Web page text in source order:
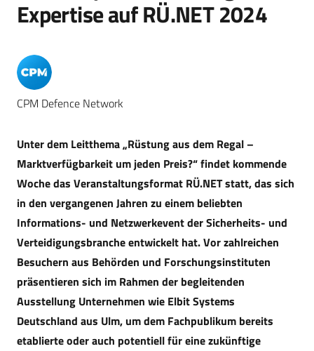
Expertise auf RÜ.NET 2024
CPM Defence Network
Unter dem Leitthema „Rüstung aus dem Regal –
Marktverfügbarkeit um jeden Preis?“ findet kommende
Woche das Veranstaltungsformat RÜ.NET statt, das sich
in den vergangenen Jahren zu einem beliebten
Informations- und Netzwerkevent der Sicherheits- und
Verteidigungsbranche entwickelt hat. Vor zahlreichen
Besuchern aus Behörden und Forschungsinstituten
präsentieren sich im Rahmen der begleitenden
Ausstellung Unternehmen wie Elbit Systems
Deutschland aus Ulm, um dem Fachpublikum bereits
etablierte oder auch potentiell für eine zukünftige